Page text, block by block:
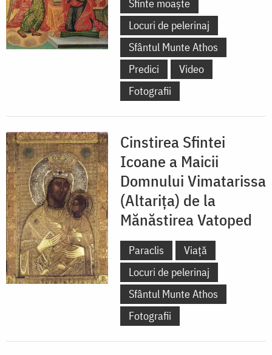
Sfinte moaște
Locuri de pelerinaj
Sfântul Munte Athos
Predici
Video
Fotografii
Cinstirea Sfintei
Icoane a Maicii
Domnului Vimatarissa
(Altarița) de la
Mănăstirea Vatoped
Paraclis
Viață
Locuri de pelerinaj
Sfântul Munte Athos
Fotografii